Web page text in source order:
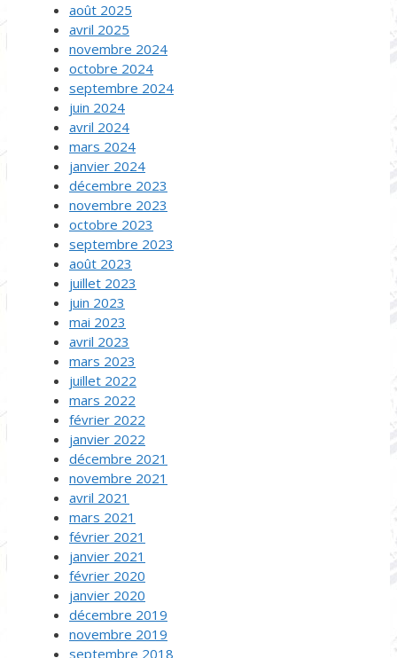
août 2025
avril 2025
novembre 2024
octobre 2024
septembre 2024
juin 2024
avril 2024
mars 2024
janvier 2024
décembre 2023
novembre 2023
octobre 2023
septembre 2023
août 2023
juillet 2023
juin 2023
mai 2023
avril 2023
mars 2023
juillet 2022
mars 2022
février 2022
janvier 2022
décembre 2021
novembre 2021
avril 2021
mars 2021
février 2021
janvier 2021
février 2020
janvier 2020
décembre 2019
novembre 2019
septembre 2018